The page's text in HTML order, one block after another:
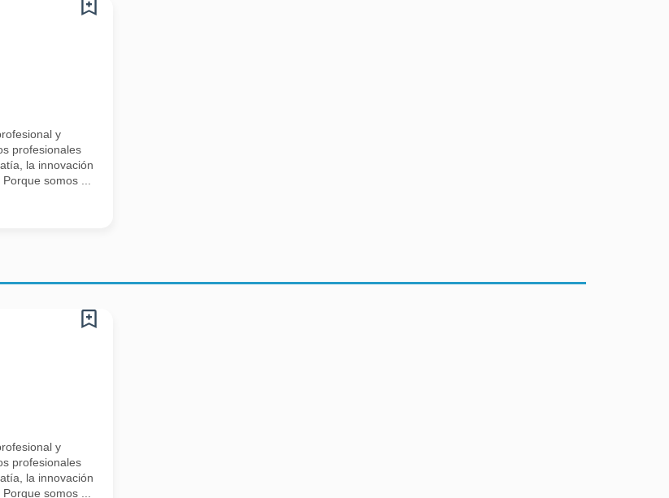
y
profesionales
la innovación
somos ...
y
profesionales
la innovación
somos ...